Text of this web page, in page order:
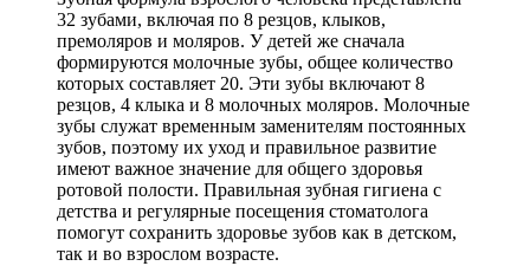
32 зубами, включая по 8 резцов, клыков,
премоляров и моляров. У детей же сначала
формируются молочные зубы, общее количество
которых составляет 20. Эти зубы включают 8
резцов, 4 клыка и 8 молочных моляров. Молочные
зубы служат временным заменителям постоянных
зубов, поэтому их уход и правильное развитие
имеют важное значение для общего здоровья
ротовой полости. Правильная зубная гигиена с
детства и регулярные посещения стоматолога
помогут сохранить здоровье зубов как в детском,
так и во взрослом возрасте.